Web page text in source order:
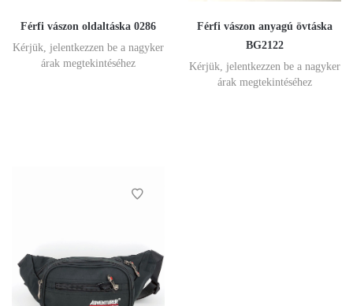
Férfi vászon oldaltáska 0286
Kérjük, jelentkezzen be a nagyker
árak megtekintéséhez
Férfi vászon anyagú övtáska
BG2122
Kérjük, jelentkezzen be a nagyker
árak megtekintéséhez